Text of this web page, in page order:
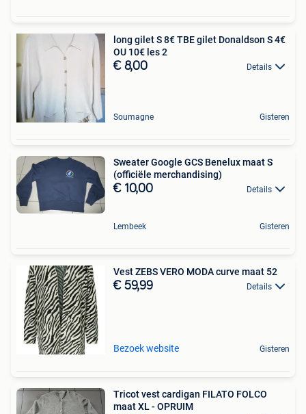
long gilet S 8€ TBE gilet Donaldson S 4€
OU 10€ les 2
€ 8,00 Details
Soumagne Gisteren
Sweater Google GCS Benelux maat S
(officiële merchandising)
€ 10,00 Details
Lembeek Gisteren
Vest ZEBS VERO MODA curve maat 52
€ 59,99 Details
Bezoek website Gisteren
Tricot vest cardigan FILATO FOLCO
maat XL - OPRUIM